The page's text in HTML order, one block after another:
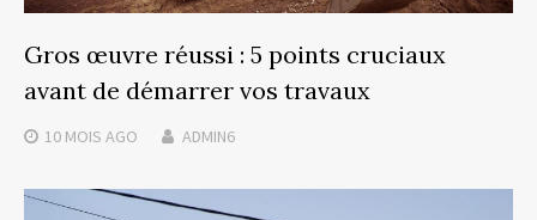
Gros œuvre réussi : 5 points cruciaux
avant de démarrer vos travaux
10 MOIS AGO ADMIN6